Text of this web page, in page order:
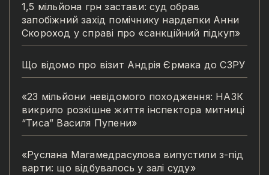
1,5 мільйона грн застави: суд обрав
запобіжний захід помічнику нардепки Анни
Скороход у справі про «санкційний підкуп»
Що відомо про візит Андрія Єрмака до СЗРУ
«23 мільйони невідомого походження: НАЗК
викрило розкішне життя інспектора митниці
“Тиса” Василя Пупени»
«Руслана Магамедрасулова випустили з-під
варти: що відбувалось у залі суду»